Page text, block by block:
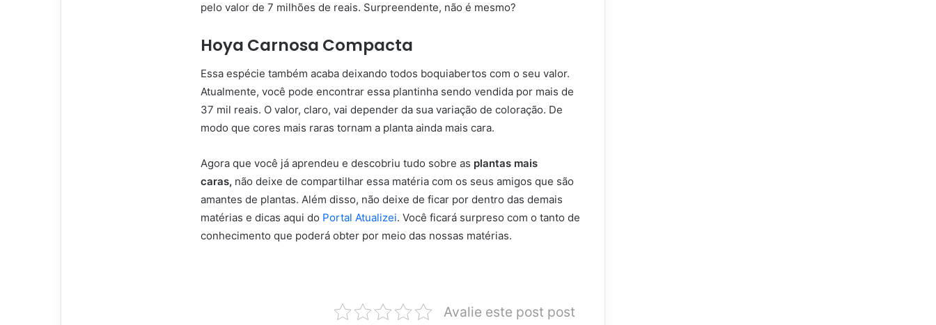
pelo valor de 7 milhões de reais. Surpreendente, não é mesmo?
Hoya Carnosa Compacta
Essa espécie também acaba deixando todos boquiabertos com o seu valor.
Atualmente, você pode encontrar essa plantinha sendo vendida por mais de
37 mil reais. O valor, claro, vai depender da sua variação de coloração. De
modo que cores mais raras tornam a planta ainda mais cara.
Agora que você já aprendeu e descobriu tudo sobre as plantas mais
caras, não deixe de compartilhar essa matéria com os seus amigos que são
amantes de plantas. Além disso, não deixe de ficar por dentro das demais
matérias e dicas aqui do Portal Atualizei. Você ficará surpreso com o tanto de
conhecimento que poderá obter por meio das nossas matérias.
Avalie este post post